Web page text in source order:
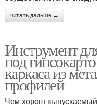
читать дальше →
Инструмент
под
каркаса из
профилей
Чем хорош выпускаемый